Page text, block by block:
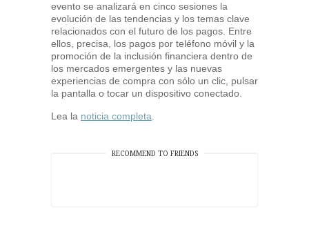
evento se analizará en cinco sesiones la
evolución de las tendencias y los temas clave
relacionados con el futuro de los pagos. Entre
ellos, precisa, los pagos por teléfono móvil y la
promoción de la inclusión financiera dentro de
los mercados emergentes y las nuevas
experiencias de compra con sólo un clic, pulsar
la pantalla o tocar un dispositivo conectado.
Lea la noticia completa
RECOMMEND TO FRIENDS